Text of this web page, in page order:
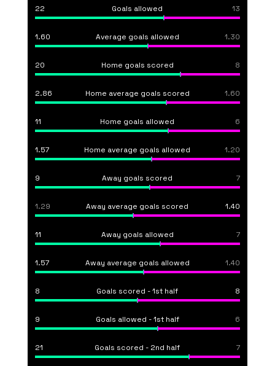
22 Goals allowed 13
1.60 Average goals allowed 1.30
20 Home goals scored 8
2.86 Home average goals scored 1.60
11 Home goals allowed 6
1.57 Home average goals allowed 1.20
9 Away goals scored 7
1.29 Away average goals scored 1.40
11 Away goals allowed 7
1.57 Away average goals allowed 1.40
8 Goals scored - 1st half 8
9 Goals allowed - 1st half 6
21 Goals scored - 2nd half 7